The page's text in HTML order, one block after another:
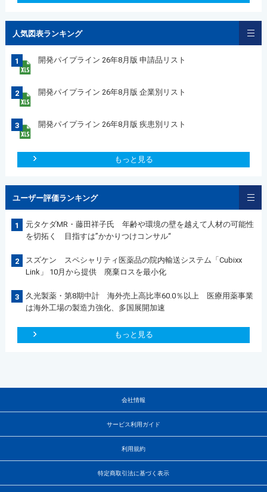
人気図表ランキング
1 開発パイプライン 26年8月版 申請品リスト
2 開発パイプライン 26年8月版 企業別リスト
3 開発パイプライン 26年8月版 疾患別リスト
もっと見る
ユーザー評価ランキング
1
元タケダMR・藤田祥子氏 年齢や環境の壁を越えて人材の可能性
を切拓く 目指すは”かかりつけコンサル“
2
スズケン スペシャリティ医薬品の院内輸送システム「Cubixx
Link」 10月から提供 廃棄ロスを最小化
3
久光製薬・第8期中計 海外売上高比率60.0％以上 医療用薬事業
は海外工場の製造力強化、多国展開加速
もっと見る
会社情報
サービス利用ガイド
利用規約
特定商取引法に基づく表示